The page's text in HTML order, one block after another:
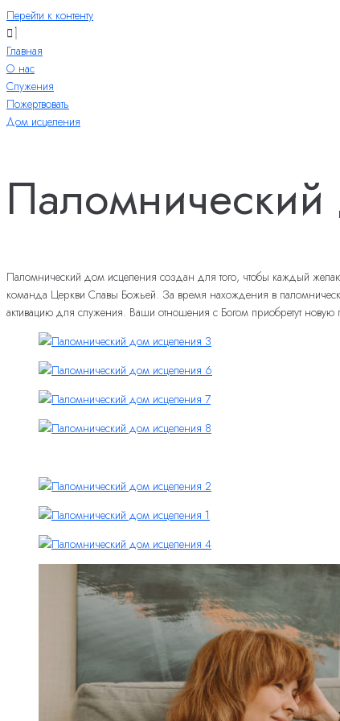
Перейти к контенту
Главная
О нас
Служения
Пожертвовать
Дом исцеления
Паломнический дом исцеления создан для того, чтобы каждый
команда Церкви Славы Божьей. За время нахождения в
активацию для служения. Ваши отношения с Богом приобретут новую